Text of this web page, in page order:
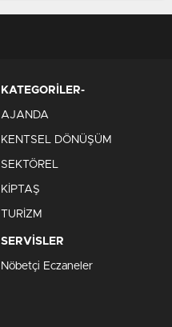
KATEGORİLER-
AJANDA
KENTSEL DÖNÜŞÜM
SEKTÖREL
KİPTAŞ
TURİZM
SERVİSLER
Nöbetçi Eczaneler